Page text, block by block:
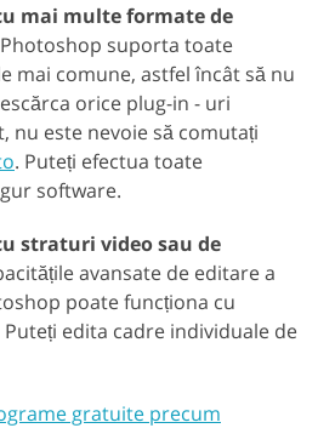
mai multe formate de
suporta toate
mai comune, astfel încât să nu
orice plug-in - uri
nu este nevoie să comutați
. Puteți efectua toate
software.
straturi video sau de
avansate de editare a
poate funcționa cu
edita cadre individuale de
gratuite precum